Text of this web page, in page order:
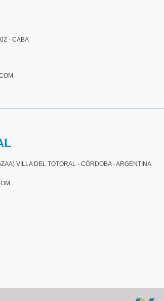
- CABA
VILLA DEL TOTORAL - CÓRDOBA - ARGENTINA